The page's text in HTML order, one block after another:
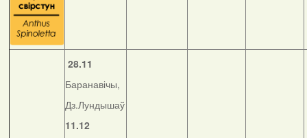
28.11
Баранавічы,
Дз.Лундышаў
11.12